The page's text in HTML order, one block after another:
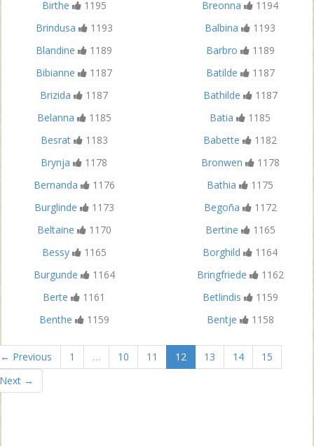
Birthe 1195 Breonna
1194
Brindusa
1193 Balbina
1193
Blandine
1189 Barbro
1189
Bibianne
1187 Batilde
1187
Brizida
1187 Bathilde
1187
Belanna
1185 Batia
1185
Besrat
1183 Babette
1182
Brynja
1178 Bronwen
1178
Bernanda
1176 Bathia
1175
Burglinde
1173 Begoña
1172
Beltaine
1170 Bertine
1165
Bessy
1165 Borghild
1164
Burgunde
1164 Bringfriede
1162
Berte
1161 Betlindis
1159
Benthe
1159 Bentje 1158
← Previous 1 … 10 11 12 13 14
15
Next →